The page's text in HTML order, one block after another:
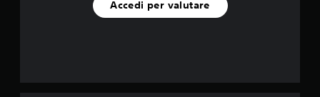
u
Accedi per valutare